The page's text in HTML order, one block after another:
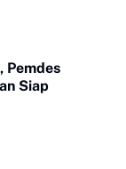
Pemdes
Siap